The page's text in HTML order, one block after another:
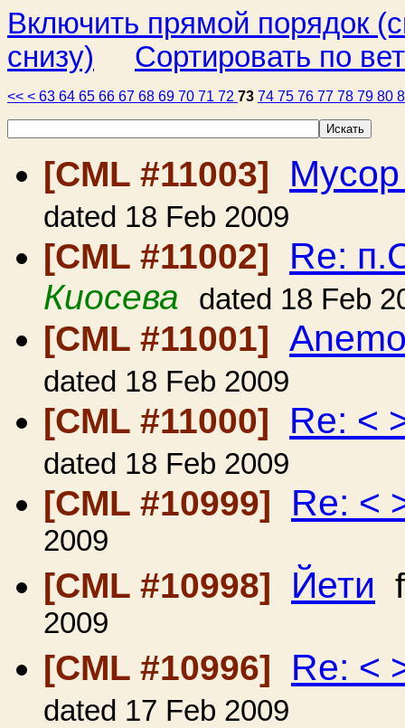
Включить прямой порядок
снизу)
Сортировать по
<< < 63 64 65 66 67 68 69 70 71 72 73 74 75 76 77 78 79 80
[CML #11003]
dated 18 Feb 2009
[CML #11002] Re:
Киосева dated 18 Feb
[CML #11001]
dated 18 Feb 2009
[CML #11000] Re: <
dated 18 Feb 2009
[CML #10999] Re: <
2009
[CML #10998]
Йети
2009
[CML #10996]
Re: <
dated 17 Feb 2009